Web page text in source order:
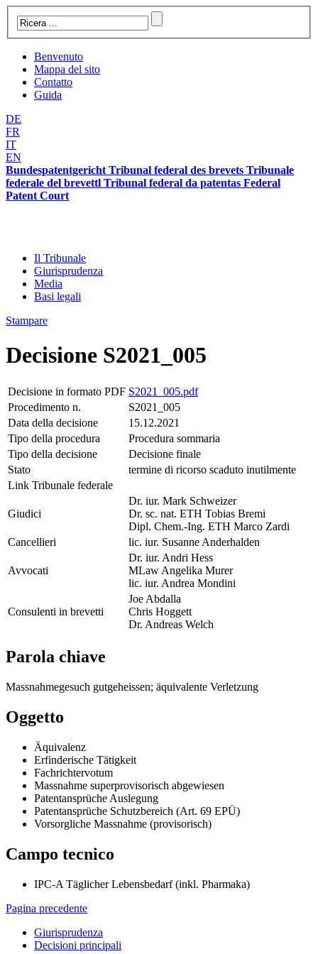
Benvenuto
Mappa del sito
Contatto
Guida
DE
FR
IT
EN
Bundespatentgericht Tribunal federal des brevets Tribunale
federale del brevettl Tribunal federal da patentas Federal
Patent Court
Il Tribunale
Giurisprudenza
Media
Basi legali
Stampare
Decisione S2021_005
Decisione in formato PDF S2021_005.pdf
Procedimento n.
S2021_005
Data della decisione
15.12.2021
Tipo della procedura
Procedura sommaria
Tipo della decisione
Decisione finale
Stato
termine di ricorso scaduto inutilmente
Link Tribunale federale
Giudici
Dr. iur. Mark Schweizer
Dr. sc. nat. ETH Tobias Bremi
Dipl. Chem.-Ing. ETH Marco Zardi
Cancellieri
lic. iur. Susanne Anderhalden
Avvocati
Dr. iur. Andri Hess
MLaw Angelika Murer
lic. iur. Andrea Mondini
Consulenti in brevetti
Joe Abdalla
Chris Hoggett
Dr. Andreas Welch
Parola chiave
Massnahmegesuch gutgeheissen; äquivalente Verletzung
Oggetto
Äquivalenz
Erfinderische Tätigkeit
Fachrichtervotum
Massnahme superprovisorisch abgewiesen
Patentansprüche Auslegung
Patentansprüche Schutzbereich (Art. 69 EPÜ)
Vorsorgliche Massnahme (provisorisch)
Campo tecnico
IPC-A Täglicher Lebensbedarf (inkl. Pharmaka)
Pagina precedente
Giurisprudenza
Decisioni principali